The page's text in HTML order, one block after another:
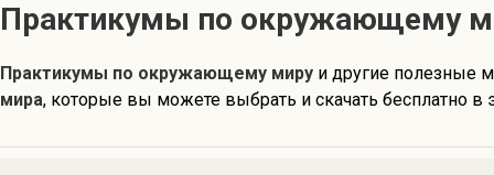
Практикумы по окружающему
Практикумы по окружающему миру и другие полезные
мира, которые вы можете выбрать и скачать бесплатно в